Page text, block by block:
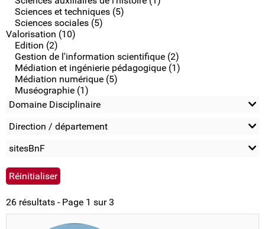
Sciences et techniques (5)
Sciences sociales (5)
Valorisation (10)
Edition (2)
Gestion de l'information scientifique (2)
Médiation et ingénierie pédagogique (1)
Médiation numérique (5)
Muséographie (1)
Domaine Disciplinaire
Direction / département
sitesBnF
26 résultats - Page 1 sur 3